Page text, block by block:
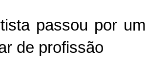
passou por
de profissão